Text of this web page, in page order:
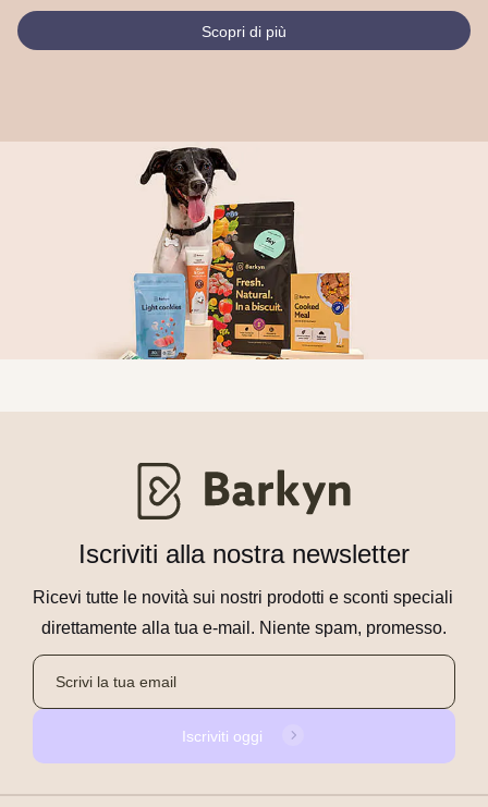
Scopri di più
Iscriviti alla nostra newsletter
Ricevi tutte le novità sui nostri prodotti e sconti speciali
direttamente alla tua e-mail. Niente spam, promesso.
Iscriviti oggi